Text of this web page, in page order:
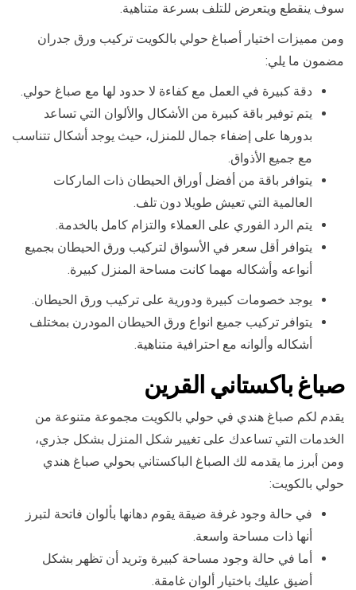
سوف ينقطع ويتعرض للتلف بسرعة متناهية.
ومن مميزات اختيار أصباغ حولي بالكويت تركيب ورق جدران
مضمون ما يلي:
دقة كبيرة في العمل مع كفاءة لا حدود لها مع صباغ حولي.
يتم توفير باقة كبيرة من الأشكال والألوان التي تساعد
بدورها على إضفاء جمال للمنزل، حيث يوجد أشكال تتناسب
مع جميع الأذواق.
يتوافر باقة من أفضل أوراق الحيطان ذات الماركات
العالمية التي تعيش طويلا دون تلف.
يتم الرد الفوري على العملاء والتزام كامل بالخدمة.
يتوافر أقل سعر في الأسواق لتركيب ورق الحيطان بجميع
أنواعه وأشكاله مهما كانت مساحة المنزل كبيرة.
يوجد خصومات كبيرة ودورية على تركيب ورق الحيطان.
يتوافر تركيب جميع انواع ورق الحيطان المودرن بمختلف
أشكاله وألوانه مع احترافية متناهية.
صباغ باكستاني القرين
يقدم لكم صباغ هندي في حولي بالكويت مجموعة متنوعة من
الخدمات التي تساعدك على تغيير شكل المنزل بشكل جذري،
ومن أبرز ما يقدمه لك الصباغ الباكستاني بحولي صباغ هندي
حولي بالكويت:
في حالة وجود غرفة ضيقة يقوم دهانها بألوان فاتحة لتبرز
أنها ذات مساحة واسعة.
أما في حالة وجود مساحة كبيرة وتريد أن تظهر بشكل
أضيق عليك باختيار ألوان غامقة.